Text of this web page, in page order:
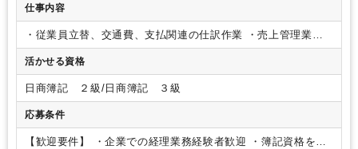
仕事内容
・従業員立替、交通費、支払関連の仕訳作業 ・売上管理業務
＊企業での経理経験者歓迎 主に経理業務を担当していただき
ますが、総務や労務関連業務もお手伝いいただく可能性がござ
活かせる資格
日商簿記 ２級/日商簿記 ３級
応募条件
【歓迎要件】 ・企業での経理業務経験者歓迎
・簿記資格をお